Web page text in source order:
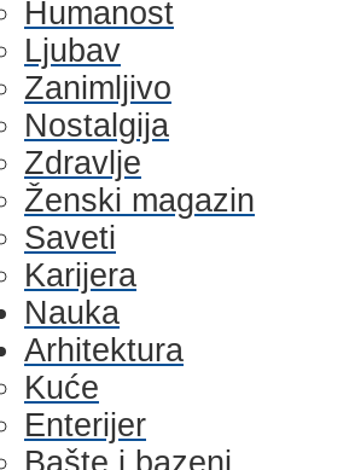
Humanost
Ljubav
Zanimljivo
Nostalgija
Zdravlje
Ženski magazin
Saveti
Karijera
Nauka
Arhitektura
Kuće
Enterijer